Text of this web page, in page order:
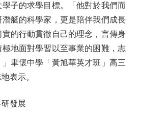
子的求學目標。「他對於我們而
艇的科學家，更是陪伴我們成長
的行動貫徹自己的理念，言傳身
地面對學習以至事業的困難，志
聿懷中學「黃旭華英才班」高三
表示。
發展